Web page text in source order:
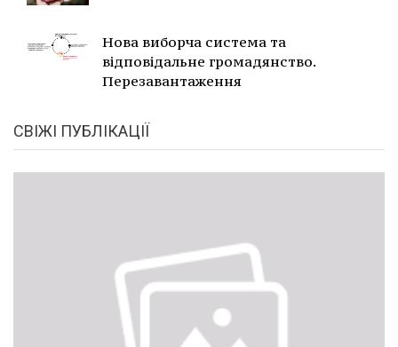
Нова виборча система та
відповідальне громадянство.
Перезавантаження
СВІЖІ ПУБЛІКАЦІЇ